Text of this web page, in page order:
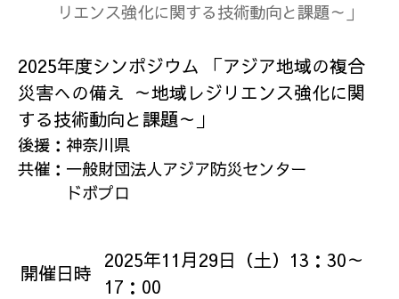
リエンス強化に関する技術動向と課題～」
2025年度シンポジウム 「アジア地域の複合
災害への備え ～地域レジリエンス強化に関
する技術動向と課題～」
後援：神奈川県
共催：一般財団法人アジア防災センター
ドボプロ
開催日時
2025年11月29日（土）13：30～
17：00